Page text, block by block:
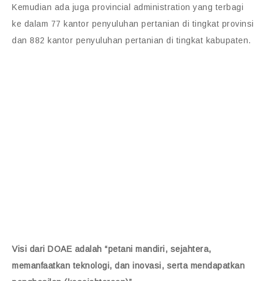
Kemudian ada juga provincial administration yang terbagi
ke dalam 77 kantor penyuluhan pertanian di tingkat provinsi
dan 882 kantor penyuluhan pertanian di tingkat kabupaten.
Visi dari DOAE adalah “petani mandiri, sejahtera,
memanfaatkan teknologi, dan inovasi, serta mendapatkan